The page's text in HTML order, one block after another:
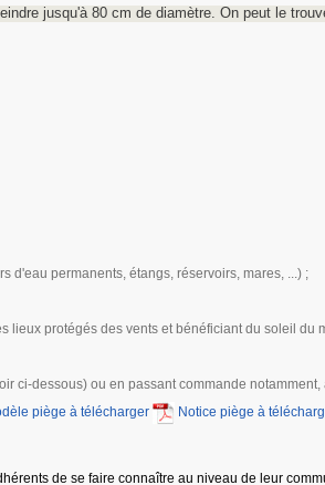
jusqu'à 80 cm de diamètre. On peut le
d'eau permanents, étangs, réservoirs, mares, ...) ;
lieux protégés des vents et bénéficiant du soleil
ci-dessous) ou en passant commande notamment,
piège à télécharger Notice piège à
de se faire connaître au niveau de leur